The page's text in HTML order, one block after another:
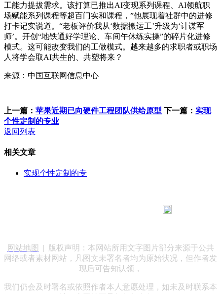
工能力提拔需求。该打算已推出AI变现系列课程、AI领航职
场赋能系列课程等超百门实和课程，”他展现着社群中的进修
打卡记实说道。“老板评价我从‘数据搬运工’升级为‘计谋军
师’。开创“地铁通好学理论、车间午休练实操”的碎片化进修
模式。这可能改变我们的工做模式。越来越多的求职者或职场
人将学会取AI共生的、共塑将来？
来源：中国互联网信息中心
上一篇： 苹果近期已向硬件工程团队供给原型 下一篇： 实现
个性定制的专业
返回列表
相关文章
实现个性定制的专
网站地图
| 版权声明：本网站所用文字图片部分来源于公共
网络或者素材网站，凡图文未署名者均为原始状况，但作者发
现后可告知认领，
我们仍会及时署名或依照作者本人意愿处理，如未及时联系本